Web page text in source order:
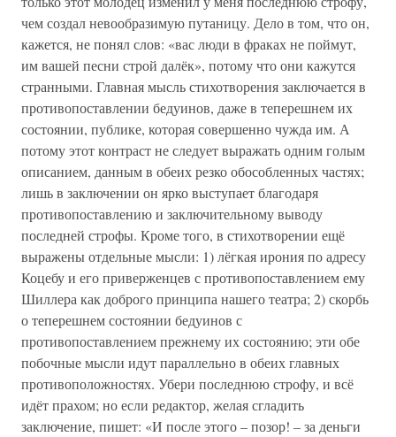
чем создал невообразимую путаницу. Дело в том, что он,
кажется, не понял слов: «вас люди в фраках не поймут,
им вашей песни строй далёк», потому что они кажутся
странными. Главная мысль стихотворения заключается в
противопоставлении бедуинов, даже в теперешнем их
состоянии, публике, которая совершенно чужда им. А
потому этот контраст не следует выражать одним голым
описанием, данным в обеих резко обособленных частях;
лишь в заключении он ярко выступает благодаря
противопоставлению и заключительному выводу
последней строфы. Кроме того, в стихотворении ещё
выражены отдельные мысли: 1) лёгкая ирония по адресу
Коцебу и его приверженцев с противопоставлением ему
Шиллера как доброго принципа нашего театра; 2) скорбь
о теперешнем состоянии бедуинов с
противопоставлением прежнему их состоянию; эти обе
побочные мысли идут параллельно в обеих главных
противоположностях. Убери последнюю строфу, и всё
идёт прахом; но если редактор, желая сгладить
заключение, пишет: «И после этого – позор! – за деньги